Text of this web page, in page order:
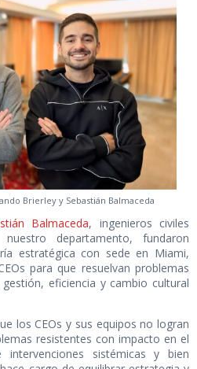
Brierley y Sebastián Balmaceda
Balmaceda, ingenieros civiles
departamento, fundaron
estratégica con sede en Miami,
para que resuelvan problemas
eficiencia y cambio cultural
los CEOs y sus equipos no logran
resistentes con impacto en el
sistémicas y bien